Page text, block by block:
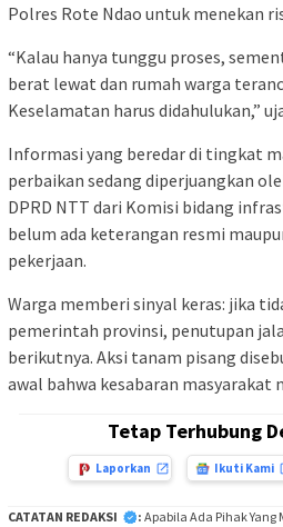
Polres Rote Ndao untuk menekan
“Kalau hanya tunggu proses,
berat lewat dan rumah warga
Keselamatan harus didahulukan,”
Informasi yang beredar di tingkat
perbaikan sedang diperjuangkan
DPRD NTT dari Komisi bidang
belum ada keterangan resmi
pekerjaan.
Warga memberi sinyal keras: jika
pemerintah provinsi, penutupan
berikutnya. Aksi tanam pisang
awal bahwa kesabaran masyarakat
Tetap Terhubung
Laporkan Ikuti Kami
CATATAN REDAKSI : Apabila Ada Pihak